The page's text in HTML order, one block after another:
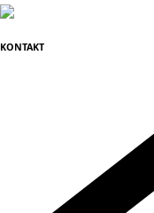
KONTAKT